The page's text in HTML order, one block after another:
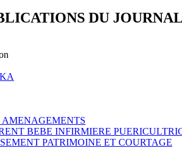
DU
BEBE INFIRMIERE
PATRIMOINE ET COURTAGE